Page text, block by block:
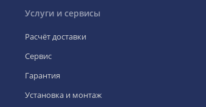
Услуги и сервисы
Расчёт доставки
Сервис
Гарантия
Установка и монтаж